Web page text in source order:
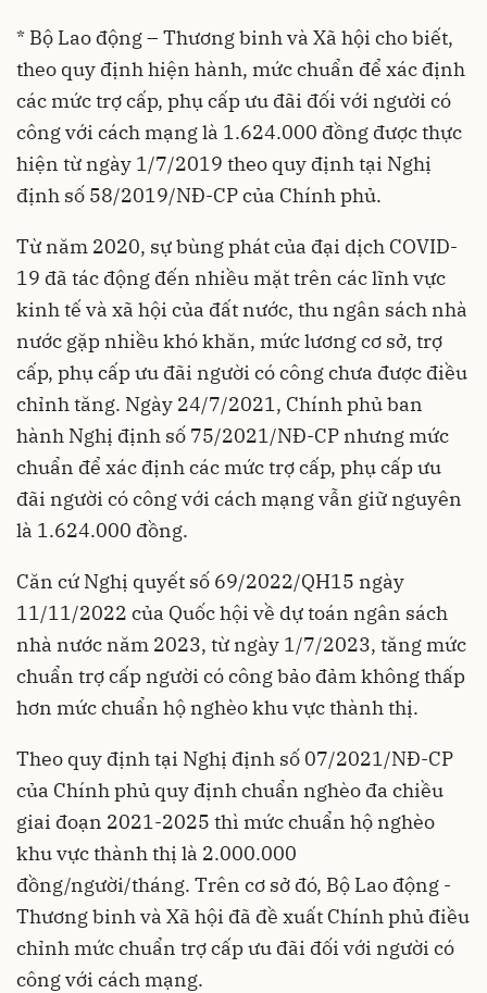
* Bộ Lao động – Thương binh và Xã hội cho biết,
theo quy định hiện hành, mức chuẩn để xác định
các mức trợ cấp, phụ cấp ưu đãi đối với người có
công với cách mạng là 1.624.000 đồng được thực
hiện từ ngày 1/7/2019 theo quy định tại Nghị
định số 58/2019/NĐ-CP của Chính phủ.
Từ năm 2020, sự bùng phát của đại dịch COVID-
19 đã tác động đến nhiều mặt trên các lĩnh vực
kinh tế và xã hội của đất nước, thu ngân sách nhà
nước gặp nhiều khó khăn, mức lương cơ sở, trợ
cấp, phụ cấp ưu đãi người có công chưa được điều
chỉnh tăng. Ngày 24/7/2021, Chính phủ ban
hành Nghị định số 75/2021/NĐ-CP nhưng mức
chuẩn để xác định các mức trợ cấp, phụ cấp ưu
đãi người có công với cách mạng vẫn giữ nguyên
là 1.624.000 đồng.
Căn cứ Nghị quyết số 69/2022/QH15 ngày
11/11/2022 của Quốc hội về dự toán ngân sách
nhà nước năm 2023, từ ngày 1/7/2023, tăng mức
chuẩn trợ cấp người có công bảo đảm không thấp
hơn mức chuẩn hộ nghèo khu vực thành thị.
Theo quy định tại Nghị định số 07/2021/NĐ-CP
của Chính phủ quy định chuẩn nghèo đa chiều
giai đoạn 2021-2025 thì mức chuẩn hộ nghèo
khu vực thành thị là 2.000.000
đồng/người/tháng. Trên cơ sở đó, Bộ Lao động -
Thương binh và Xã hội đã đề xuất Chính phủ điều
chỉnh mức chuẩn trợ cấp ưu đãi đối với người có
công với cách mạng.